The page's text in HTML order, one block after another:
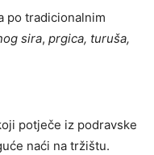
po tradicionalnim
sira, prgica, turuša,
potječe iz podravske
naći na tržištu.